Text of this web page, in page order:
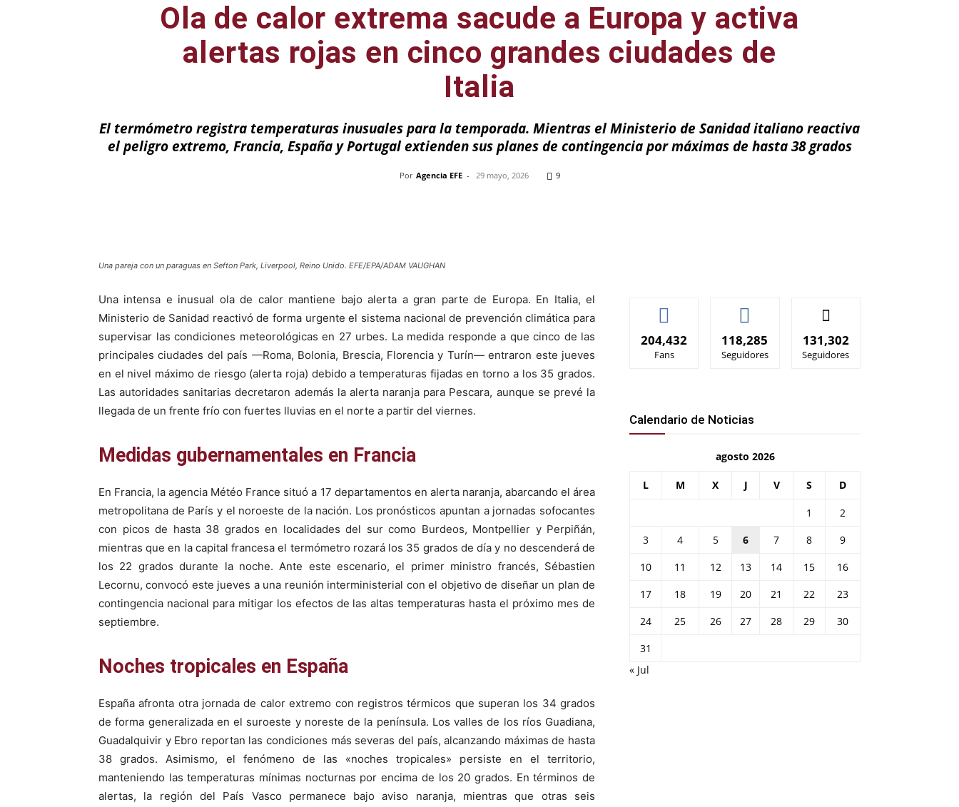
Ola de calor extrema sacude a Europa y activa
alertas rojas en cinco grandes ciudades de
Italia
El termómetro registra temperaturas inusuales para la temporada. Mientras el Ministerio de Sanidad italiano reactiva
el peligro extremo, Francia, España y Portugal extienden sus planes de contingencia por máximas de hasta 38 grados
Por Agencia EFE - 29 mayo, 2026 9
Una pareja con un paraguas en Sefton Park, Liverpool, Reino Unido. EFE/EPA/ADAM VAUGHAN
Una intensa e inusual ola de calor mantiene bajo alerta a gran parte de Europa. En Italia, el
Ministerio de Sanidad reactivó de forma urgente el sistema nacional de prevención climática para
supervisar las condiciones meteorológicas en 27 urbes. La medida responde a que cinco de las
principales ciudades del país —Roma, Bolonia, Brescia, Florencia y Turín— entraron este jueves
en el nivel máximo de riesgo (alerta roja) debido a temperaturas fijadas en torno a los 35 grados.
Las autoridades sanitarias decretaron además la alerta naranja para Pescara, aunque se prevé la
llegada de un frente frío con fuertes lluvias en el norte a partir del viernes.
Medidas gubernamentales en Francia
En Francia, la agencia Météo France situó a 17 departamentos en alerta naranja, abarcando el área
metropolitana de París y el noroeste de la nación. Los pronósticos apuntan a jornadas sofocantes
con picos de hasta 38 grados en localidades del sur como Burdeos, Montpellier y Perpiñán,
mientras que en la capital francesa el termómetro rozará los 35 grados de día y no descenderá de
los 22 grados durante la noche. Ante este escenario, el primer ministro francés, Sébastien
Lecornu, convocó este jueves a una reunión interministerial con el objetivo de diseñar un plan de
contingencia nacional para mitigar los efectos de las altas temperaturas hasta el próximo mes de
septiembre.
Noches tropicales en España
España afronta otra jornada de calor extremo con registros térmicos que superan los 34 grados
de forma generalizada en el suroeste y noreste de la península. Los valles de los ríos Guadiana,
Guadalquivir y Ebro reportan las condiciones más severas del país, alcanzando máximas de hasta
38 grados. Asimismo, el fenómeno de las «noches tropicales» persiste en el territorio,
manteniendo las temperaturas mínimas nocturnas por encima de los 20 grados. En términos de
alertas, la región del País Vasco permanece bajo aviso naranja, mientras que otras seis
204,432
Fans
118,285
Seguidores
131,302
Seguidores
Calendario de Noticias
agosto 2026
L M X J V S D
1
2
3
4 5 6 7 8
9
10
11 12 13 14 15
16
17
18 19 20 21 22
23
24
25 26 27 28 29
30
31
« Jul